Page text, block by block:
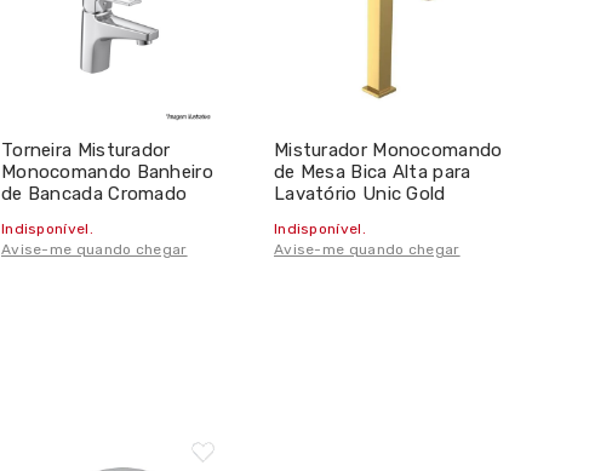
Torneira Misturador
Monocomando Banheiro
de Bancada Cromado
Indisponível.
Avise-me quando chegar
Misturador Monocomando
de Mesa Bica Alta para
Lavatório Unic Gold
Indisponível.
Avise-me quando chegar